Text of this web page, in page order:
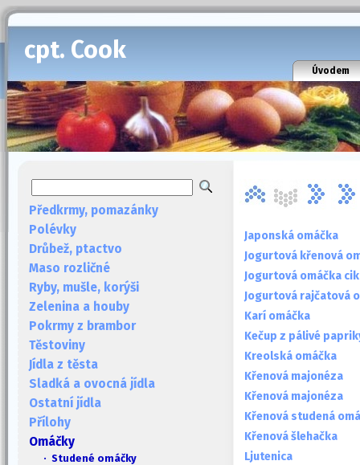
cpt. Cook
Úvodem
Předkrmy, pomazánky
Polévky
Drůbež, ptactvo
Maso rozličné
Ryby, mušle, korýši
Zelenina a houby
Pokrmy z brambor
Těstoviny
Jídla z těsta
Sladká a ovocná jídla
Ostatní jídla
Přílohy
Omáčky
· Studené omáčky
Japonská omáčka
Jogurtová křenová
Jogurtová omáčka
Jogurtová rajčatová
Karí omáčka
Kečup z pálivé
Kreolská omáčka
Křenová majonéza
Křenová majonéza
Křenová studená
Křenová šlehačka
Ljutenica